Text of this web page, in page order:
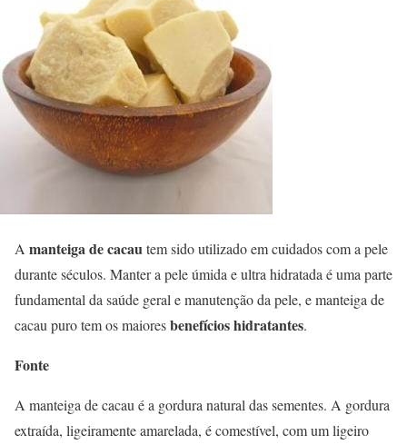
A manteiga de cacautem sido utilizado em cuidados com a pele
durante séculos. Manter a pele úmida e ultra hidratada é uma parte
fundamental da saúde geral e manutenção da pele, e manteiga de
cacau puro tem os maioresbenefícios hidratantes.
Fonte
A manteiga de cacau é a gordura natural das sementes. A gordura
extraída, ligeiramente amarelada, é comestível, com um ligeiro